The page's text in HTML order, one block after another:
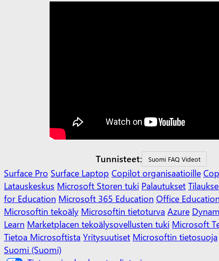
Tunnisteet: Suomi FAQ Videot
Surface Pro Surface Laptop Copilot organisaatioille
Latauskeskus Microsoft Storen tuki Palautukset
for Education Microsoft 365 Education Office Education
Microsoftin tekoäly Microsoftin tietoturva Azure
Learn Marketplacen tekoälysovellusten tuki Microsoft
Tietoa Microsoftista Yritysuutiset Microsoftin tietosuoja
Suomi (Suomi)